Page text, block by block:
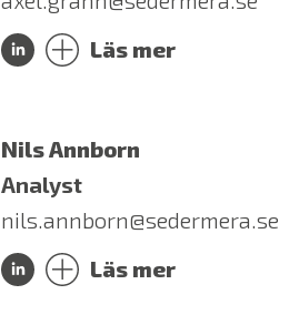
Läs mer
Nils Annborn
Analyst
nils.annborn@sedermera.se
Läs mer